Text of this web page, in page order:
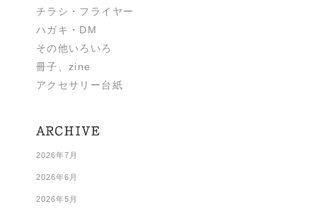
チラシ・フライヤー
ハガキ・DM
その他いろいろ
冊子、zine
アクセサリー台紙
2026年7月
2026年6月
2026年5月